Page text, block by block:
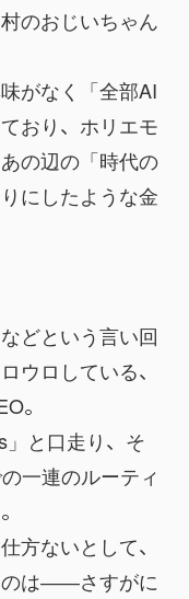
のおじいちゃん
がなく「全部AI
おり、ホリエモ
の辺の「時代の
にしたような金
どという言い回
ウロしている、
。
」と口走り、そ
一連のルーティ
方ないとして、
のは――さすがに